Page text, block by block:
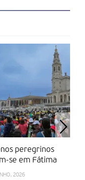
peregrinos
se em Fátima
2026